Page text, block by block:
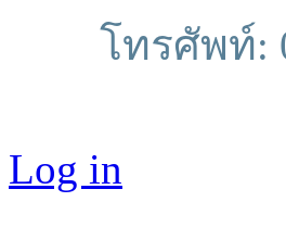
โทรศัพท์:
Log in